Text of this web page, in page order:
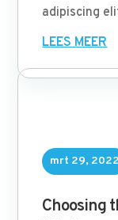
adipiscing
LEES MEER
Choosing
mrt 29, 2022